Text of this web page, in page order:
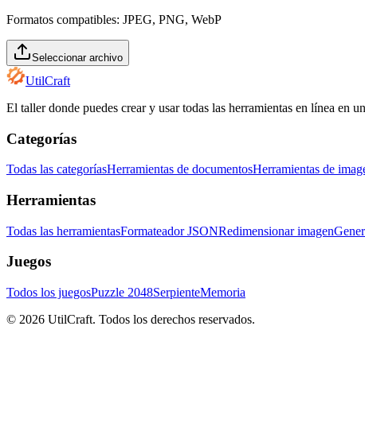
Formatos compatibles: JPEG, PNG, WebP
Seleccionar archivo
UtilCraft
El taller donde puedes crear y usar todas las herramientas en línea en
Categorías
Todas las categoríasHerramientas de documentosHerramientas de
Herramientas
Todas las herramientasFormateador JSONRedimensionar imagen
Juegos
Todos los juegosPuzzle 2048SerpienteMemoria
© 2026 UtilCraft. Todos los derechos reservados.